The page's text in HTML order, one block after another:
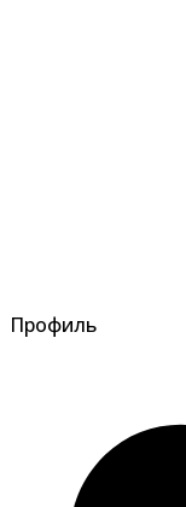
Профиль